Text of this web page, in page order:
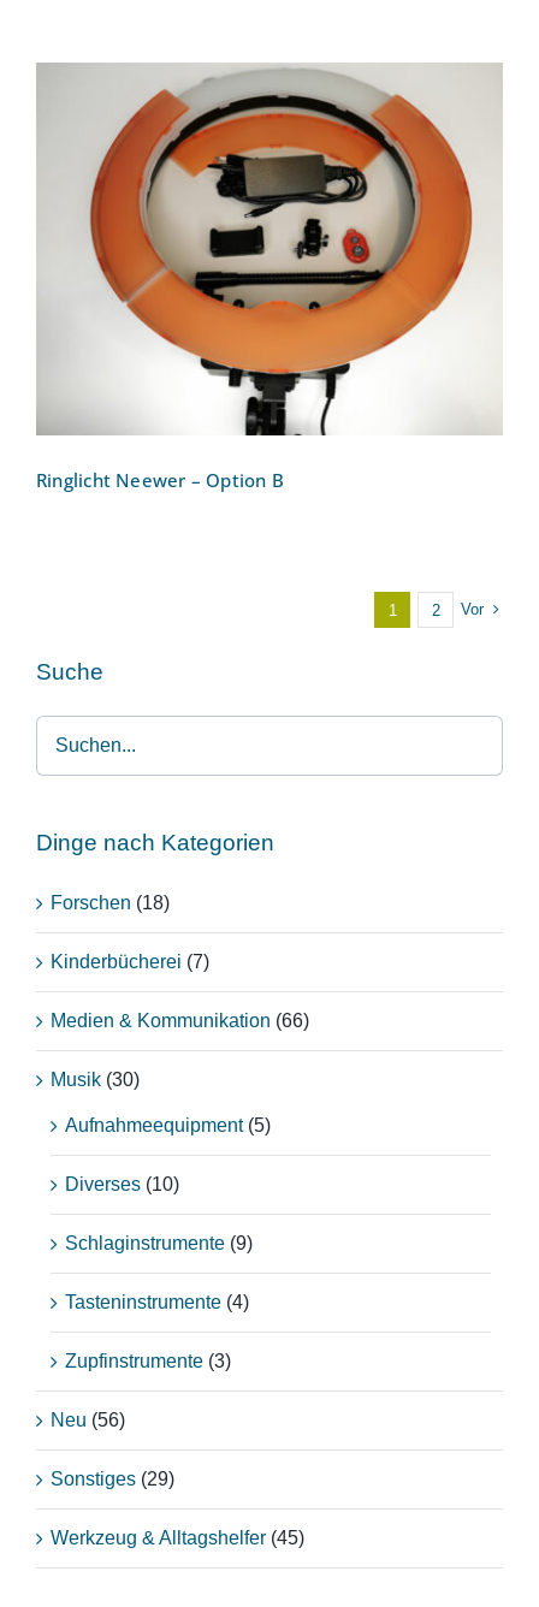
Ringlicht Neewer – Option B
Ringlicht Neewer – Option B
1 2 Vor
Suche
Dinge nach Kategorien
Forschen (18)
Kinderbücherei (7)
Medien & Kommunikation (66)
Musik (30)
Aufnahmeequipment (5)
Diverses (10)
Schlaginstrumente (9)
Tasteninstrumente (4)
Zupfinstrumente (3)
Neu (56)
Sonstiges (29)
Werkzeug & Alltagshelfer (45)